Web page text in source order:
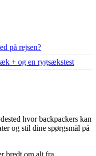
på rejsen?
+ og en rygsækstest
hvor backpackers kan
og stil dine spørgsmål på